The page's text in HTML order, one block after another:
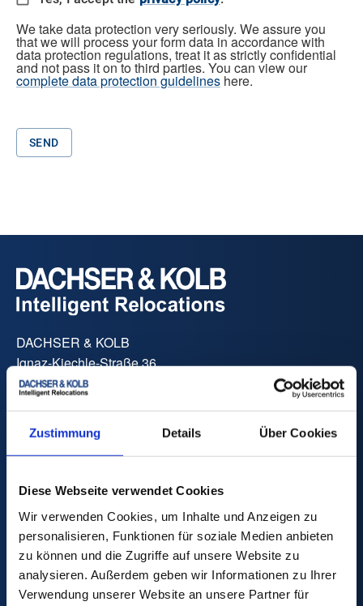
Zustimmung Details Über Cookies
Diese Webseite verwendet Cookies
Wir verwenden Cookies, um Inhalte und Anzeigen zu
personalisieren, Funktionen für soziale Medien anbieten
zu können und die Zugriffe auf unsere Website zu
analysieren. Außerdem geben wir Informationen zu Ihrer
Verwendung unserer Website an unsere Partner für
We take data protection very seriously. We assure you
that we will process your form data in accordance with
data protection regulations, treat it as strictly confidential
and not pass it on to third parties. You can view our
complete data protection guidelines here.
SEND
DACHSER & KOLB
Ignaz-Kiechle-Straße 36
87437 Kempten
Phone:+49 831 59206 0
Fax:
+49 831 59206 119
E-Mail:info@dachser-kolb.de